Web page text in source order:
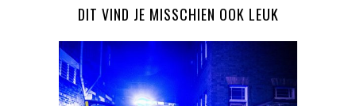
DIT VIND JE MISSCHIEN OOK LEUK